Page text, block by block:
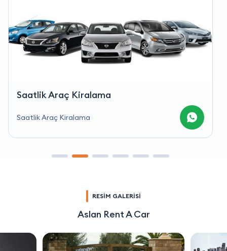
Saatlik Araç Kiralama
Saatlik Araç Kiralama
RESİM GALERİSİ
Aslan Rent A Car